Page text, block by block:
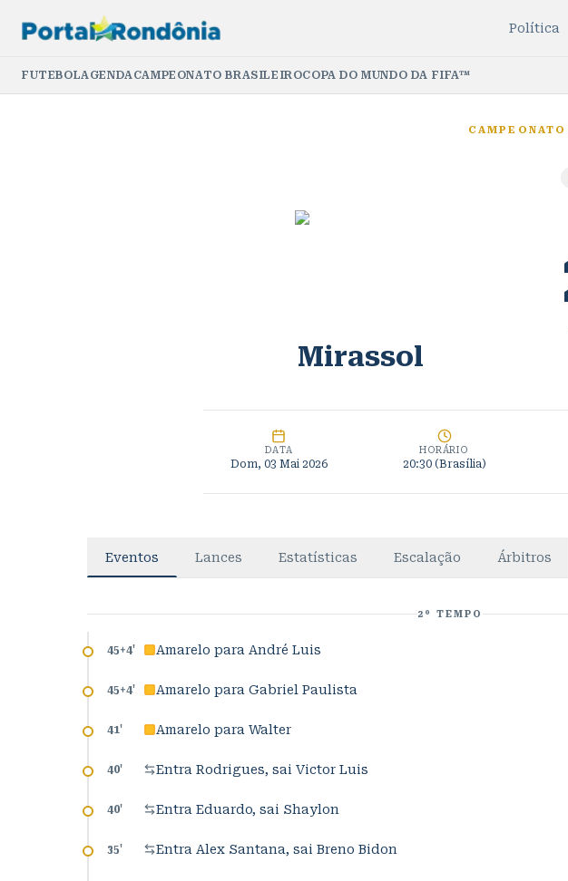
Política
FUTEBOLAGENDACAMPEONATO BRASILEIROCOPA DO MUNDO DA FIFA™
Mirassol
DATA
Dom, 03 Mai 2026
HORÁRIO
20:30(Brasília)
Eventos Lances Estatísticas Escalação Árbitros
2º TEMPO
45+4' Amarelo para André Luis
45+4' Amarelo para Gabriel Paulista
41' Amarelo para Walter
40' Entra Rodrigues, sai Victor Luis
40' Entra Eduardo, sai Shaylon
35' Entra Alex Santana, sai Breno Bidon